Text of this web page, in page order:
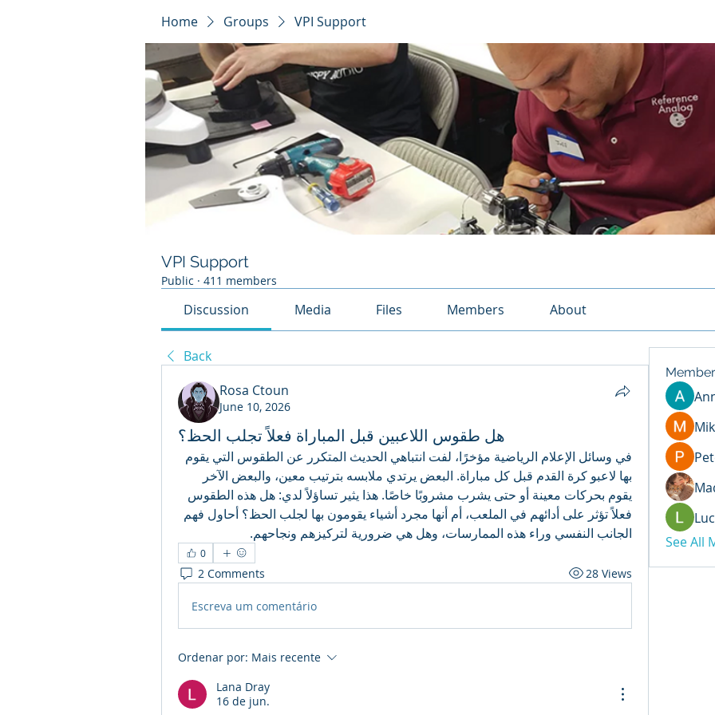
Home Groups VPI Support
VPI Support
Public · 411 members
Discussion Media Files Members About
Back
Rosa Ctoun
June 10, 2026
هل طقوس اللاعبين قبل المباراة فعلاً تجلب الحظ؟
الجانب النفسي وراء هذه الممارسات، وهل هي ضرورية لتركيزهم ونجاحهم.
0
2 Comments 28 Views
Escreva um comentário
Ordenar por: Mais recente
Lana Dray
16 de jun.
See All